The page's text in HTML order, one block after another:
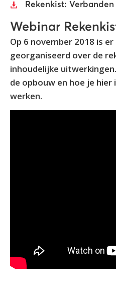
Rekenkist: Verbanden
Webinar
Op 6 november 2018 is
georganiseerd over de
inhoudelijke
de opbouw en hoe je
werken.